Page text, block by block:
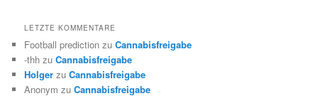
LETZTE KOMMENTARE
Football prediction zuCannabisfreigabe
-thh zuCannabisfreigabe
Holger zuCannabisfreigabe
Anonym zuCannabisfreigabe